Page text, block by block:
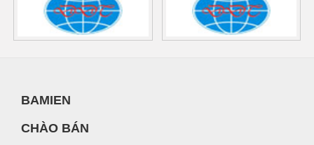
BAMIEN
CHÀO BÁN